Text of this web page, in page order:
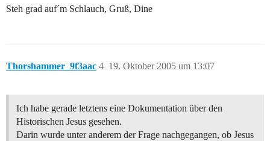
Steh grad auf´m Schlauch, Gruß, Dine
Thorshammer_9f3aac 19. Oktober 2005 um 13:07
4
Ich habe gerade letztens eine Dokumentation über den
Historischen Jesus gesehen.
Darin wurde unter anderem der Frage nachgegangen, ob Jesus